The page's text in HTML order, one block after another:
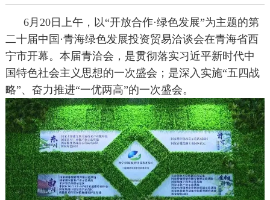
6月20日上午，以“开放合作·绿色发展”为主题的第
二十届中国·青海绿色发展投资贸易洽谈会在青海省西
宁市开幕。本届青洽会，是贯彻落实习近平新时代中
国特色社会主义思想的一次盛会；是深入实施“五四战
略”、奋力推进“一优两高”的一次盛会。